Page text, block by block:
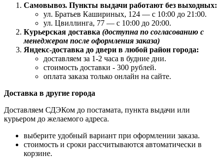
Самовывоз. Пункты выдачи работают без выходных:
ул. Братьев Кашириных, 124 — с 10:00 до 21:00.
ул. Цвиллинга, 77 — с 10:00 до 20:00.
Курьерская доставка (доступна по согласованию с
менеджером после оформления заказа)
Яндекс-доставка до двери в любой район города:
доставляем за 1-2 часа в будние дни.
стоимость доставки - 300 рублей.
оплата заказа только онлайн на сайте.
Доставка в другие города
Доставляем СДЭКом до постамата, пункта выдачи или
курьером до желаемого адреса.
выберите удобный вариант при оформлении заказа.
стоимость и сроки рассчитываются автоматически в
корзине.